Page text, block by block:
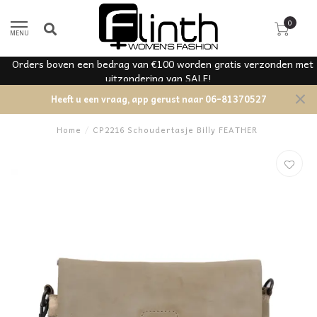
MENU
0
Mooie mix aan merken
Heeft u een vraag, app gerust naar 06-81370527
Home / CP2216 Schoudertasje Billy FEATHER